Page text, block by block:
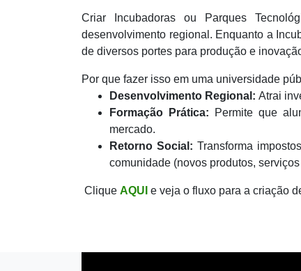
Criar Incubadoras ou Parques
desenvolvimento regional. Enquanto a
de diversos portes para produção e
Por que fazer isso em uma universidade
Desenvolvimento Regional: Atrai
Formação Prática: Permite que
mercado.
Retorno Social: Transforma
comunidade (novos produtos,
Clique AQUI e veja o fluxo para a criação